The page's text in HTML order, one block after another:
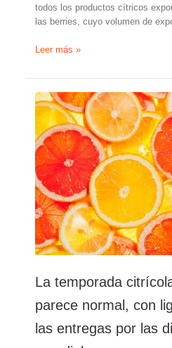
todos los productos cítricos
las berries, cuyo volumen de
Las
de
cítricos
alcanzan
766.500
toneladas
en
la
temporada
2021-
2022
en
Marruecos
Leer más »
La temporada
parece normal, con
las entregas por las